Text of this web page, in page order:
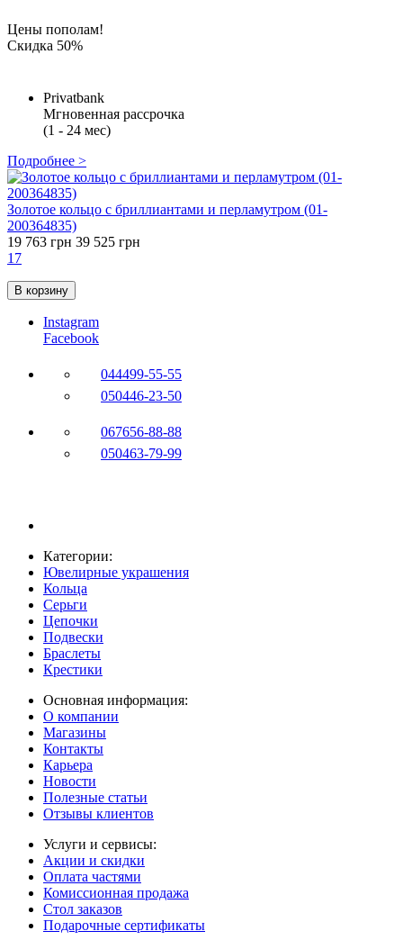
Цены пополам!
Скидка 50%
Privatbank
Мгновенная рассрочка
(1 - 24 мес)
Подробнее >
Золотое кольцо с бриллиантами и перламутром (01-
200364835)
19 763 грн 39 525 грн
17
В корзину
Instagram
Facebook
044499-55-55
050446-23-50
067656-88-88
050463-79-99
Категории:
Ювелирные украшения
Кольца
Серьги
Цепочки
Подвески
Браслеты
Крестики
Основная информация:
О компании
Магазины
Контакты
Карьера
Новости
Полезные статьи
Отзывы клиентов
Услуги и сервисы:
Акции и скидки
Оплата частями
Комиссионная продажа
Стол заказов
Подарочные сертификаты